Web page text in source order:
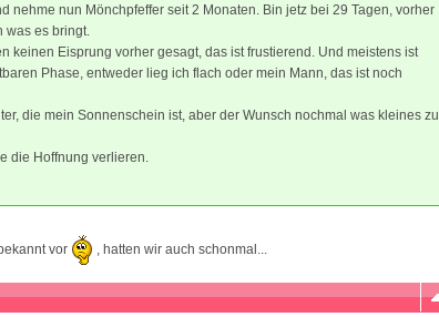
nehme nun Mönchpfeffer seit 2 Monaten. Bin jetz bei 29 Tagen, vorher
es bringt.
keinen Eisprung vorher gesagt, das ist frustierend. Und meistens ist
Phase, entweder lieg ich flach oder mein Mann, das ist noch
die mein Sonnenschein ist, aber der Wunsch nochmal was kleines zu
die Hoffnung verlieren.
vor , hatten wir auch schonmal...